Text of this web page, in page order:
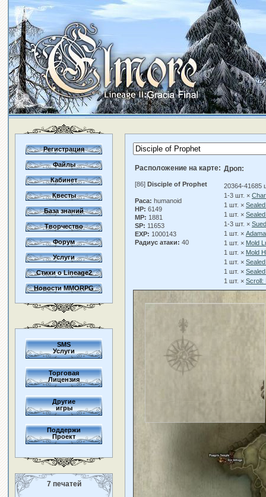
Регистрация
Файлы
Кабинет
Квесты
База знаний
Творчество
Форум
Услуги
Стихи о Lineage2
Новости MMORPG
SMS
Услуги
Торговая
Лицензия
Другие
игры
Поддержи
Проект
7 печатей
Расположение на карте:
[86] Disciple of Prophet
Раса: humanoid
HP: 6149
MP: 1881
SP: 11653
EXP: 1000143
Радиус атаки: 40
Дроп:
20364-41685
1-3 шт. ×
1 шт. ×
1 шт. ×
1-3 шт. ×
1 шт. ×
1 шт. × Mold
1 шт. × Mold
1 шт. ×
1 шт. ×
1 шт. × Scroll: